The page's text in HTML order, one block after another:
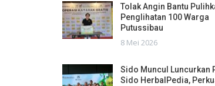
Tolak Angin Bantu
Penglihatan 100 Warga
Putussibau
8 Mei 2026
Sido Muncul Luncurkan
Sido HerbalPedia,